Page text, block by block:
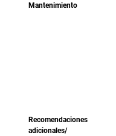
Mantenimiento
Recomendaciones
adicionales/